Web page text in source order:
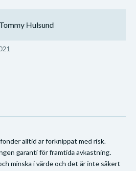
Tommy Hulsund
alltid är förknippat med risk.
garanti för framtida avkastning.
minska i värde och det är inte säkert